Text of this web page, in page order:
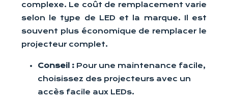
complexe. Le coût de remplacement varie
selon le type de LED et la marque. Il est
souvent plus économique de remplacer le
projecteur complet.
Conseil : Pour une maintenance facile,
choisissez des projecteurs avec un
accès facile aux LEDs.